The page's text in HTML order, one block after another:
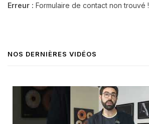
Erreur : Formulaire de contact non trouvé !
NOS DERNIÈRES VIDÉOS